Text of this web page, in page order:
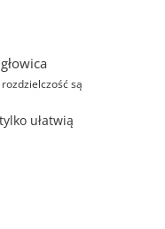
są
ułatwią